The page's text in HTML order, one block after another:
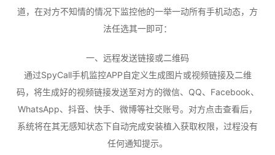
道，在对方不知情的情况下监控他的一举一动所有手机动态，方
法任选其一即可：
一、远程发送链接或二维码
通过SpyCall手机监控APP自定义生成图片或视频链接及二维
码，将生成好的视频链接发送至对方的微信、QQ、Facebook、
WhatsApp、抖音、快手、微博等社交账号。对方点击查看后，
系统将在其无感知状态下自动完成安装植入获取权限，过程没有
任何通知提示。